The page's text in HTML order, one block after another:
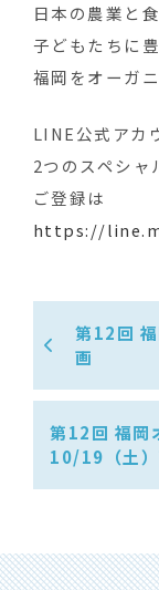
日本の農業と
子どもたちに
福岡をオーガ
LINE公式アカ
2つのスペシャ
ご登録は
https://
第12回
画
第12回 福岡
10/19（土